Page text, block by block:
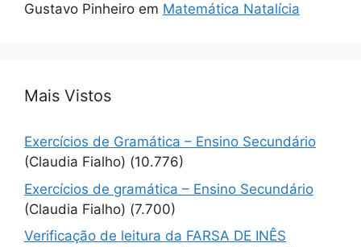
Gustavo Pinheiro em Matemática Natalícia
Mais Vistos
Exercícios de Gramática – Ensino Secundário
(Claudia Fialho) (10.776)
Exercícios de gramática – Ensino Secundário
(Claudia Fialho) (7.700)
Verificação de leitura da FARSA DE INÊS